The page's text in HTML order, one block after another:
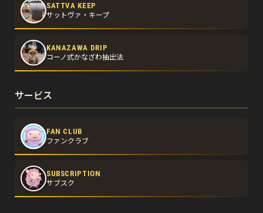
SATTVA KEEP
サットヴァ・キープ
KANAZAWA DRIP
コーノ式かなざわ抽出法
サービス
FAN CLUB
ファンクラブ
SUBSCRIPTION
サブスク